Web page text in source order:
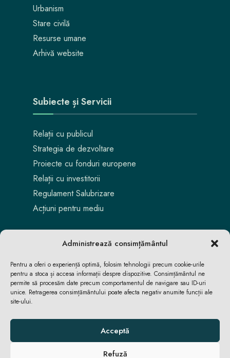
Administrează consimțământul
Pentru a oferi o experiență optimă, folosim tehnologii precum cookie-urile
pentru a stoca și accesa informații despre dispozitive. Consimțământul ne
permite să procesăm date precum comportamentul de navigare sau ID-uri
unice. Retragerea consimțământului poate afecta negativ anumite funcții ale
site-ului.
Acceptă
Refuză
Urbanism
Stare civilă
Resurse umane
Arhivă website
Subiecte și Servicii
Relații cu publicul
Strategia de dezvoltare
Proiecte cu fonduri europene
Relații cu investitorii
Regulament Salubrizare
Acțiuni pentru mediu
ACASĂ ȘTIRI